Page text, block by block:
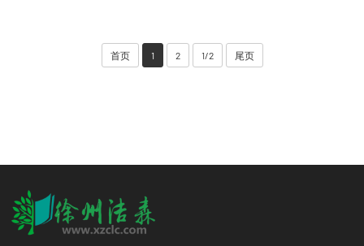
首页 1 2 1/2 尾页